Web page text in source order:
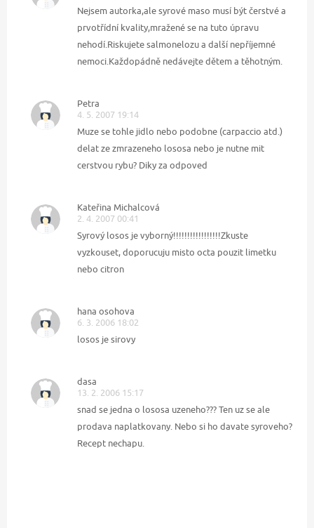
Nejsem autorka,ale syrové maso musí být čerstvé a
prvotřídní kvality,mražené se na tuto úpravu
nehodí.Riskujete salmonelozu a další nepříjemné
nemoci.Každopádně nedávejte dětem a těhotným.
Petra
4. 5. 2007 19:14
Muze se tohle jidlo nebo podobne (carpaccio atd.)
delat ze zmrazeneho lososa nebo je nutne mit
cerstvou rybu? Diky za odpoved
Kateřina Michalcová
2. 4. 2007 00:41
Syrový losos je vyborný!!!!!!!!!!!!!!!!!Zkuste
vyzkouset, doporucuju misto octa pouzit limetku
nebo citron
hana osohova
6. 3. 2006 18:02
losos je sirovy
dasa
13. 2. 2006 15:17
snad se jedna o lososa uzeneho??? Ten uz se ale
prodava naplatkovany. Nebo si ho davate syroveho?
Recept nechapu.